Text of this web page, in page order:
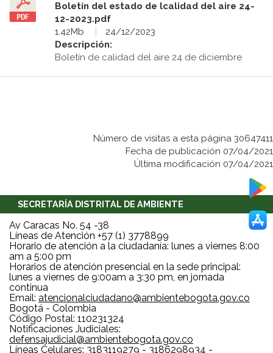
Boletín del estado de lcalidad del aire 24-
12-2023.pdf
1.42Mb
24/12/2023
Descripción:
Boletín de calidad del aire 24 de diciembre
Número de visitas a esta página 30647411
Fecha de publicación 07/04/2021
Última modificación 07/04/2021
SECRETARÍA DISTRITAL DE AMBIENTE
Av Caracas No. 54 -38
Líneas de Atención +57 (1) 3778899
Horario de atención a la ciudadanía: lunes a viernes 8:00
am a 5:00 pm
Horarios de atención presencial en la sede principal:
lunes a viernes de 9:00am a 3:30 pm, en jornada
continua
Email: atencionalciudadano@ambientebogota.gov.co
Bogotá - Colombia
Código Postal: 110231324
Notificaciones Judiciales:
defensajudicial@ambientebogota.gov.co
Líneas Celulares: 3183119279 - 3186298934 -